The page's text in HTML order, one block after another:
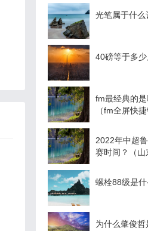
光笔属于什么
40磅等于多少
fm最经典的是
（fm全屏快捷
2022年中超
赛时间？（山
螺栓88级是
为什么肇俊哲